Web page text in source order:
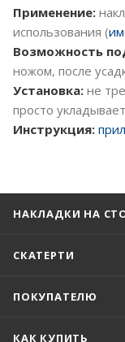
Применение:
использования (
Возможность
ножом, после
Установка: не
просто
Инструкция:
НАКЛАДКИ НА
СКАТЕРТИ
ПОКУПАТЕЛЮ
КАК КУПИТЬ